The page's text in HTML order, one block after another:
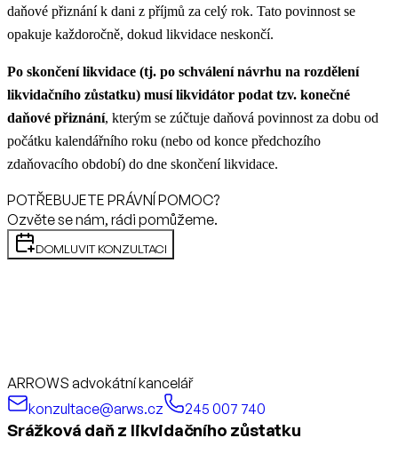
daňové přiznání k dani z příjmů za celý rok. Tato povinnost se
opakuje každoročně, dokud likvidace neskončí.
Po skončení likvidace (tj. po schválení návrhu na rozdělení
likvidačního zůstatku) musí likvidátor podat tzv. konečné
daňové přiznání, kterým se zúčtuje daňová povinnost za dobu od
počátku kalendářního roku (nebo od konce předchozího
zdaňovacího období) do dne skončení likvidace.​
POTŘEBUJETE PRÁVNÍ POMOC?
Ozvěte se nám, rádi pomůžeme.
DOMLUVIT KONZULTACI
ARROWS advokátní kancelář
konzultace@arws.cz
245 007 740
Srážková daň z likvidačního zůstatku